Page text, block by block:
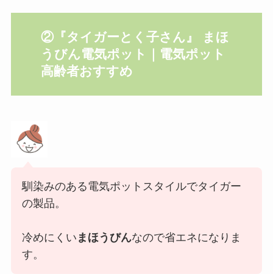
②『タイガーとく子さん』
まほ
うびん電気ポット｜電気ポット
高齢者おすすめ
馴染みのある電気ポットスタイルでタイガー
の製品。
冷めにくい まほうびんなので省エネになりま
す。